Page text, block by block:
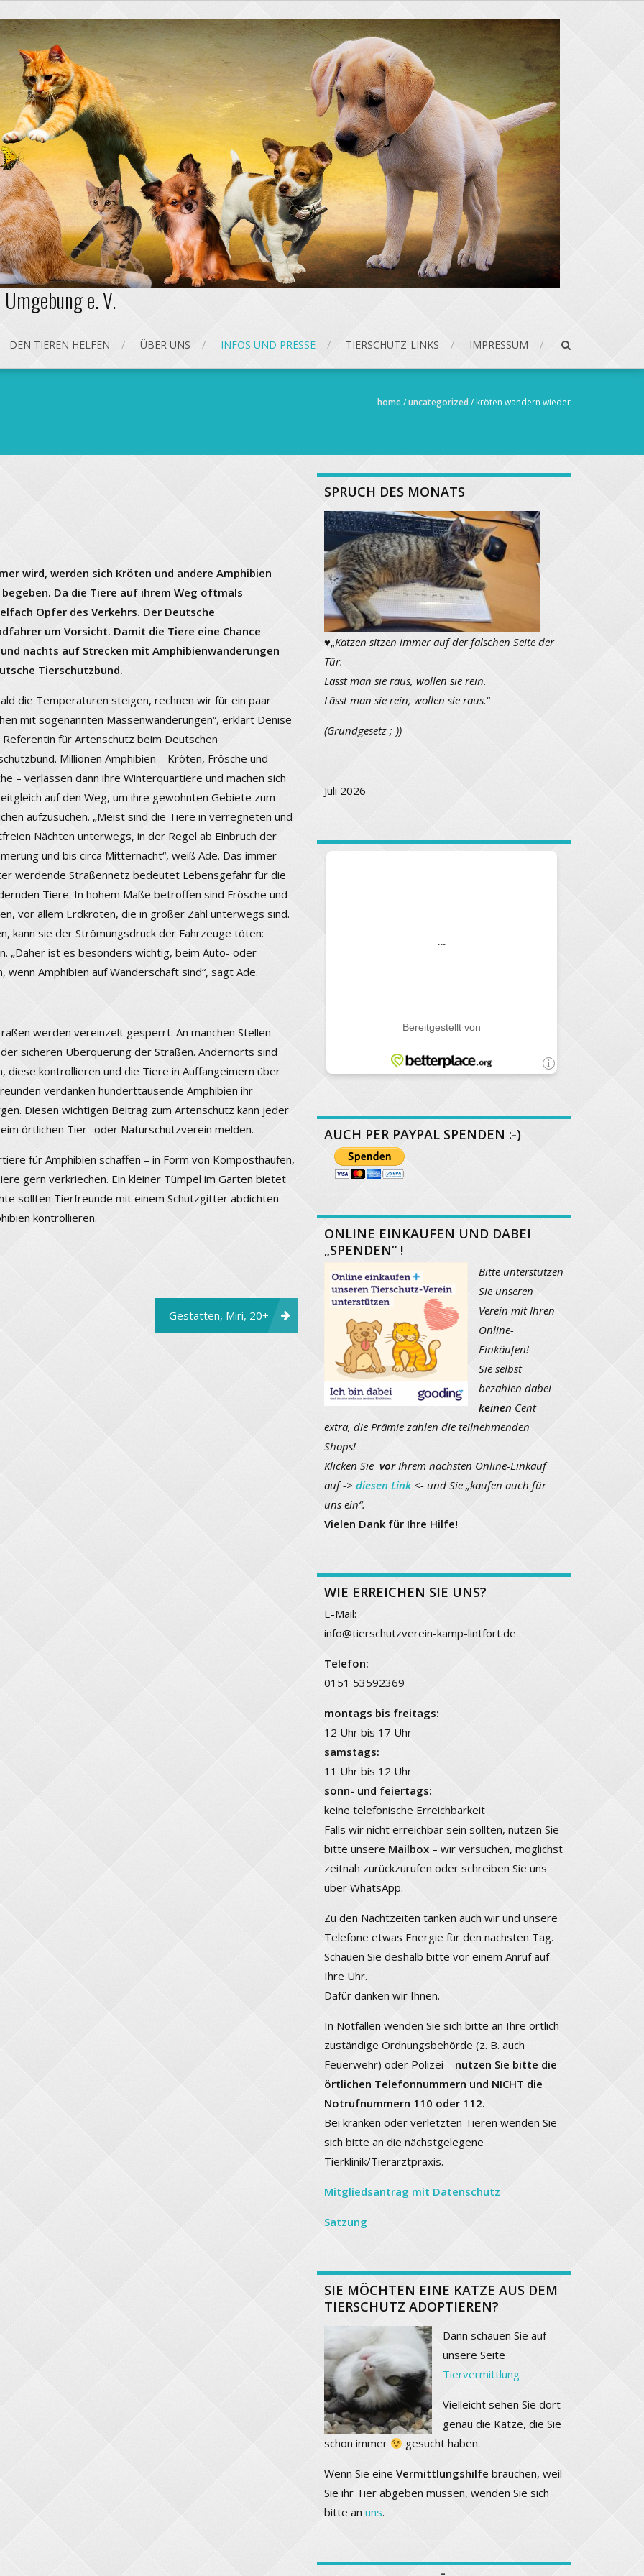
e. V.
DEN TIEREN HELFEN ÜBER UNS INFOS UND PRESSE TIERSCHUTZ-LINKS IMPRESSUM
home/uncategorized / kröten wandern wieder
wird, werden sich Kröten und andere Amphibien
Da die Tiere auf ihrem Weg oftmals
Opfer des Verkehrs. Der Deutsche
um Vorsicht. Damit die Tiere eine Chance
nachts auf Strecken mit Amphibienwanderungen
Tierschutzbund.
die Temperaturen steigen, rechnen wir für ein paar
mit sogenannten Massenwanderungen“, erklärt Denise
Referentin für Artenschutz beim Deutschen
Millionen Amphibien – Kröten, Frösche und
– verlassen dann ihre Winterquartiere und machen sich
auf den Weg, um ihre gewohnten Gebiete zum
aufzusuchen. „Meist sind die Tiere in verregneten und
Nächten unterwegs, in der Regel ab Einbruch der
und bis circa Mitternacht“, weiß Ade. Das immer
werdende Straßennetz bedeutet Lebensgefahr für die
Tiere. In hohem Maße betroffen sind Frösche und
vor allem Erdkröten, die in großer Zahl unterwegs sind.
kann sie der Strömungsdruck der Fahrzeuge töten:
„Daher ist es besonders wichtig, beim Auto- oder
Amphibien auf Wanderschaft sind“, sagt Ade.
werden vereinzelt gesperrt. An manchen Stellen
sicheren Überquerung der Straßen. Andernorts sind
kontrollieren und die Tiere in Auffangeimern über
verdanken hunderttausende Amphibien ihr
Diesen wichtigen Beitrag zum Artenschutz kann jeder
örtlichen Tier- oder Naturschutzverein melden.
für Amphibien schaffen – in Form von Komposthaufen,
gern verkriechen. Ein kleiner Tümpel im Garten bietet
sollten Tierfreunde mit einem Schutzgitter abdichten
kontrollieren.
Gestatten, Miri, 20+
SPRUCH DES MONATS
♥„Katzen sitzen immer auf der falschen Seite der
Tür.
Lässt man sie raus, wollen sie rein.
Lässt man sie rein, wollen sie raus.“
(Grundgesetz ;-))
Juli 2026
AUCH PER PAYPAL SPENDEN :-)
ONLINE EINKAUFEN UND DABEI
„SPENDEN“ !
Bitte unterstützen
Sie unseren
Verein mit Ihren
Online-
Einkäufen!
Sie selbst
bezahlen dabei
keinen Cent
extra, die Prämie zahlen die teilnehmenden
Shops!
Klicken Sie vorIhrem nächsten Online-Einkauf
auf -> diesen Link<- und Sie „kaufen auch für
uns ein“.
Vielen Dank für Ihre Hilfe!
WIE ERREICHEN SIE UNS?
E-Mail:
info@tierschutzverein-kamp-lintfort.de
Telefon:
0151 53592369
montags bis freitags:
12 Uhr bis 17 Uhr
samstags:
11 Uhr bis 12 Uhr
sonn- und feiertags:
keine telefonische Erreichbarkeit
Falls wir nicht erreichbar sein sollten, nutzen Sie
bitte unsere Mailbox– wir versuchen, möglichst
zeitnah zurückzurufen oder schreiben Sie uns
über WhatsApp.
Zu den Nachtzeiten tanken auch wir und unsere
Telefone etwas Energie für den nächsten Tag.
Schauen Sie deshalb bitte vor einem Anruf auf
Ihre Uhr.
Dafür danken wir Ihnen.
In Notfällen wenden Sie sich bitte an Ihre örtlich
zuständige Ordnungsbehörde (z. B. auch
Feuerwehr) oder Polizei – nutzen Sie bitte die
örtlichen Telefonnummern und NICHT die
Notrufnummern 110 oder 112.
Bei kranken oder verletzten Tieren wenden Sie
sich bitte an die nächstgelegene
Tierklinik/Tierarztpraxis.
Mitgliedsantrag mit Datenschutz
Satzung
SIE MÖCHTEN EINE KATZE AUS DEM
TIERSCHUTZ ADOPTIEREN?
Dann schauen Sie auf
unsere Seite
Tiervermittlung
Vielleicht sehen Sie dort
genau die Katze, die Sie
schon immer
gesucht haben.
Wenn Sie eine Vermittlungshilfe brauchen, weil
Sie ihr Tier abgeben müssen, wenden Sie sich
bitte an uns.